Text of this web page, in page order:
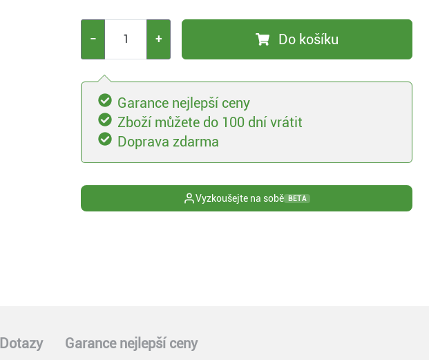
− + Do košíku
Garance nejlepší ceny
Zboží můžete do 100 dní vrátit
Doprava zdarma
Vyzkoušejte na sobě BETA
Dotazy Garance nejlepší ceny